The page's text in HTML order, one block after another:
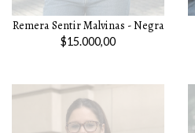
Remera Sentir Malvinas - Negra
$15.000,00